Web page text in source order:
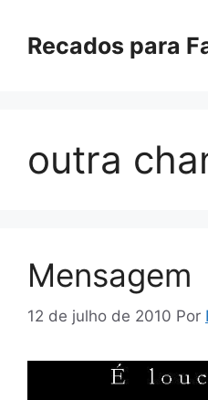
paraRecados para
outra
Mensagem
12 de julho de 2010 Por